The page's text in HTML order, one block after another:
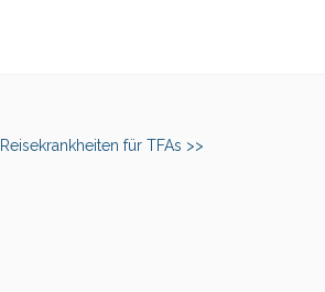
Reisekrankheiten für TFAs >>